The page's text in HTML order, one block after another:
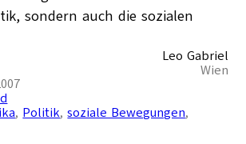
sondern auch die sozialen
Leo Gabriel
Wien
, Politik, soziale Bewegungen